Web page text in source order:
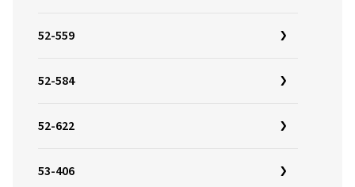
52-559
52-584
52-622
53-406